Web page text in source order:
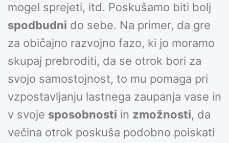
mogel sprejeti, itd. Poskušamo biti bolj
spodbudni do sebe. Na primer, da gre
za običajno razvojno fazo, ki jo moramo
skupaj prebroditi, da se otrok bori za
svojo samostojnost, to mu pomaga pri
vzpostavljanju lastnega zaupanja vase in
v svoje sposobnosti in zmožnosti, da
večina otrok poskuša podobno poiskati